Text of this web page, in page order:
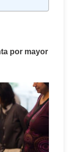
por mayor